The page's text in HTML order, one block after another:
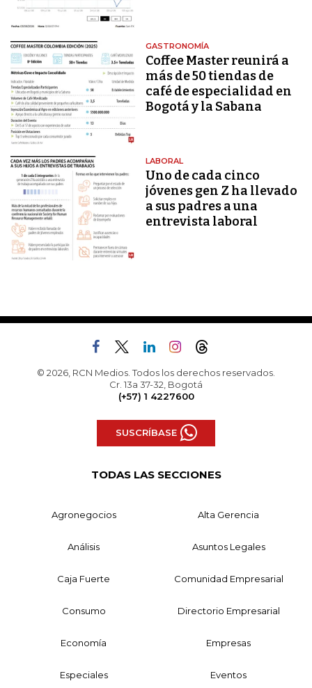
GASTRONOMÍA
Coffee Master reunirá a
más de 50 tiendas de
café de especialidad en
Bogotá y la Sabana
LABORAL
Uno de cada cinco
jóvenes gen Z ha llevado
a sus padres a una
entrevista laboral
© 2026, RCN Medios. Todos los derechos reservados.
Cr. 13a 37-32, Bogotá
(+57) 1 4227600
SUSCRÍBASE
TODAS LAS SECCIONES
Agronegocios Alta Gerencia
Análisis Asuntos Legales
Caja Fuerte Comunidad Empresarial
Consumo Directorio Empresarial
Economía Empresas
Especiales Eventos